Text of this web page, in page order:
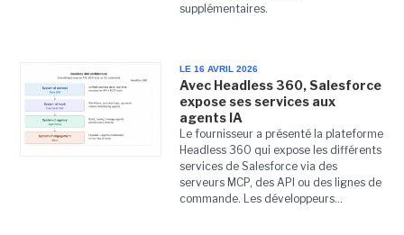
supplémentaires.
LE 16 AVRIL 2026
Avec Headless 360, Salesforce
expose ses services aux
agents IA
Le fournisseur a présenté la plateforme
Headless 360 qui expose les différents
services de Salesforce via des
serveurs MCP, des API ou des lignes de
commande. Les développeurs...